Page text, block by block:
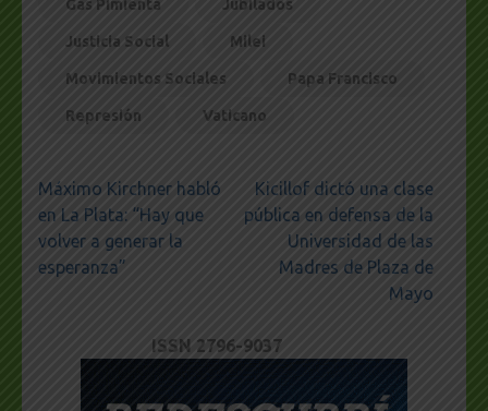
Gas Pimienta Jubilados
Justicia Social Milei
Movimientos Sociales Papa Francisco
Represión Vaticano
Navegación
de
entradas
Máximo Kirchner habló
en La Plata: “Hay que
volver a generar la
esperanza”
Kicillof dictó una clase
pública en defensa de la
Universidad de las
Madres de Plaza de
Mayo
ISSN 2796-9037